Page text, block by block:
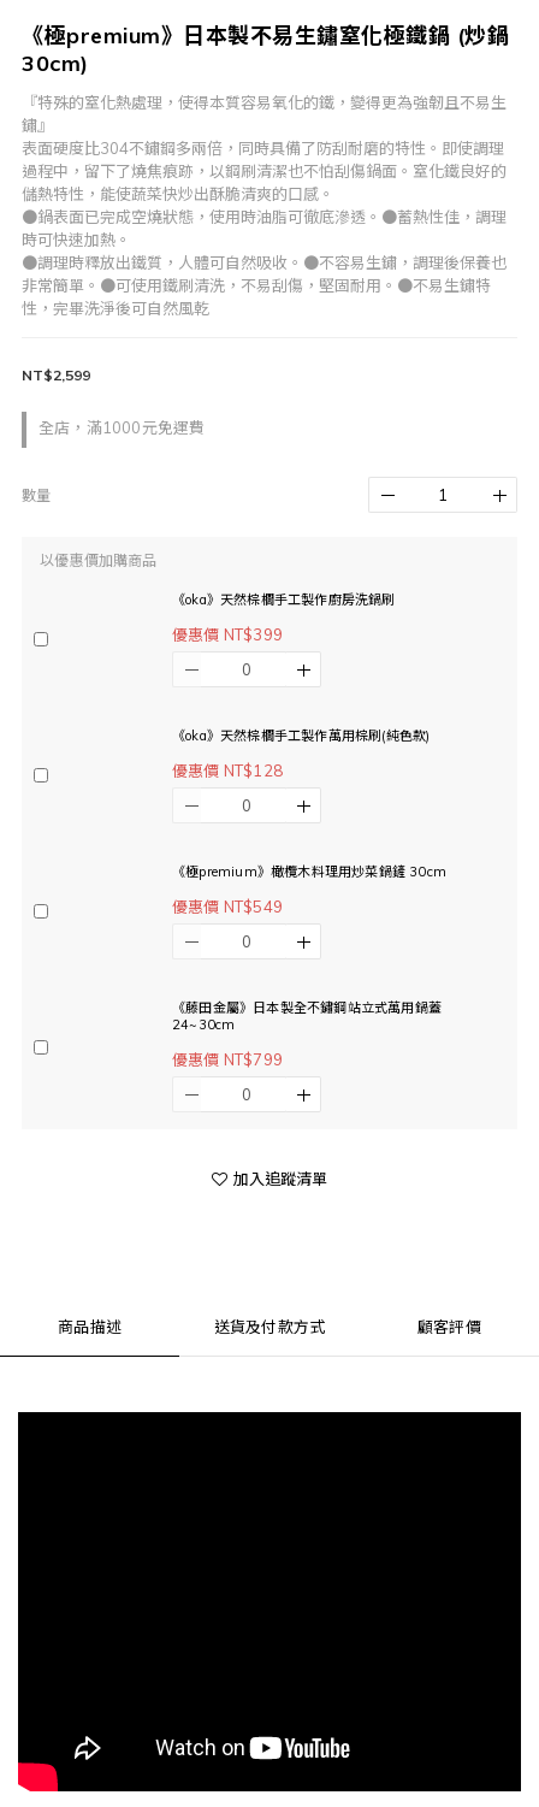
《極premium》日本製不易生鏽窒化極鐵鍋 (炒鍋
30cm)
『特殊的窒化熱處理，使得本質容易氧化的鐵，變得更為強韌且不易生
鏽』
表面硬度比304不鏽鋼多兩倍，同時具備了防刮耐磨的特性。即使調理
過程中，留下了燒焦痕跡，以鋼刷清潔也不怕刮傷鍋面。窒化鐵良好的
儲熱特性，能使蔬菜快炒出酥脆清爽的口感。
●鍋表面已完成空燒狀態，使用時油脂可徹底滲透。●蓄熱性佳，調理
時可快速加熱。
●調理時釋放出鐵質，人體可自然吸收。●不容易生鏽，調理後保養也
非常簡單。●可使用鐵刷清洗，不易刮傷，堅固耐用。●不易生鏽特
性，完畢洗淨後可自然風乾
全店，滿1000元免運費
NT$2,599
數量
以優惠價加購商品
《oka》天然棕櫚手工製作廚房洗鍋刷
優惠價 NT$399
《oka》天然棕櫚手工製作萬用棕刷(純色款)
優惠價 NT$128
《極premium》橄欖木料理用炒菜鍋鏟 30cm
優惠價 NT$549
《藤田金屬》日本製全不鏽鋼站立式萬用鍋蓋
24~30cm
優惠價 NT$799
加入追蹤清單
商品描述 送貨及付款方式 顧客評價